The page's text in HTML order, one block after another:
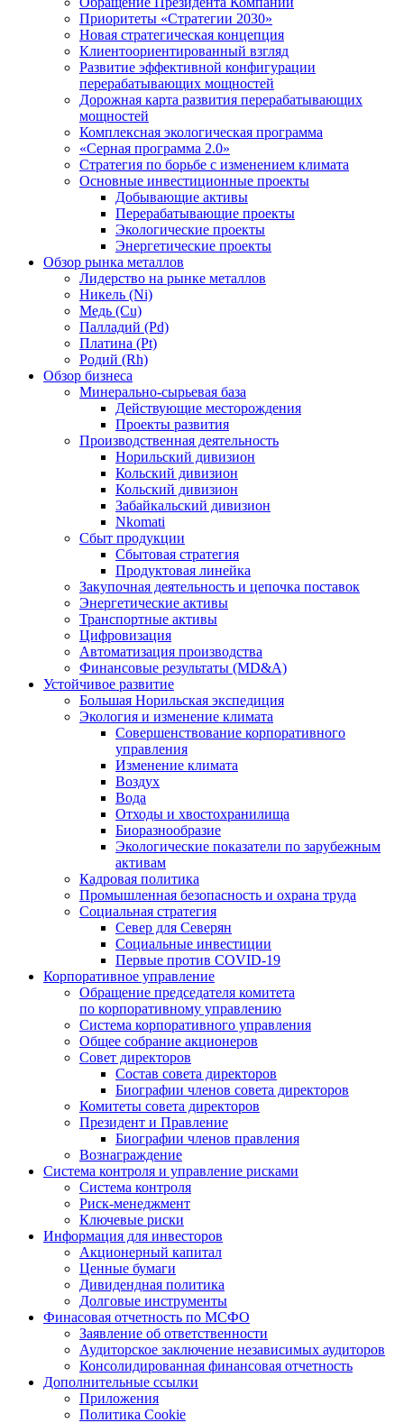
Приоритеты «Стратегии 2030»
Новая стратегическая концепция
Клиентоориентированный взгляд
Развитие эффективной конфигурации
перерабатывающих мощностей
Дорожная карта развития перерабатывающих
мощностей
Комплексная экологическая программа
«Серная программа 2.0»
Стратегия по борьбе с изменением климата
Основные инвестиционные проекты
Добывающие активы
Перерабатывающие проекты
Экологические проекты
Энергетические проекты
Обзор рынка металлов
Лидерство на рынке металлов
Никель (Ni)
Медь (Cu)
Палладий (Pd)
Платина (Pt)
Родий (Rh)
Обзор бизнеса
Минерально-сырьевая база
Действующие месторождения
Проекты развития
Производственная деятельность
Норильский дивизион
Кольский дивизион
Кольский дивизион
Забайкальский дивизион
Nkomati
Сбыт продукции
Сбытовая стратегия
Продуктовая линейка
Закупочная деятельность и цепочка поставок
Энергетические активы
Транспортные активы
Цифровизация
Автоматизация производства
Финансовые результаты (MD&A)
Устойчивое развитие
Большая Норильская экспедиция
Экология и изменение климата
Совершенствование корпоративного
управления
Изменение климата
Воздух
Вода
Отходы и хвостохранилища
Биоразнообразие
Экологические показатели по зарубежным
активам
Кадровая политика
Промышленная безопасность и охрана труда
Социальная стратегия
Север для Северян
Социальные инвестиции
Первые против COVID‑19
Корпоративное управление
Обращение председателя комитета
по корпоративному управлению
Система корпоративного управления
Общее собрание акционеров
Совет директоров
Состав совета директоров
Биографии членов совета директоров
Комитеты совета директоров
Президент и Правление
Биографии членов правления
Вознаграждение
Система контроля и управление рисками
Система контроля
Риск-менеджмент
Ключевые риски
Информация для инвесторов
Акционерный капитал
Ценные бумаги
Дивидендная политика
Долговые инструменты
Финасовая отчетность по МСФО
Заявление об ответственности
Аудиторское заключение независимых аудиторов
Консолидированная финансовая отчетность
Дополнительные ссылки
Приложения
Политика Cookie